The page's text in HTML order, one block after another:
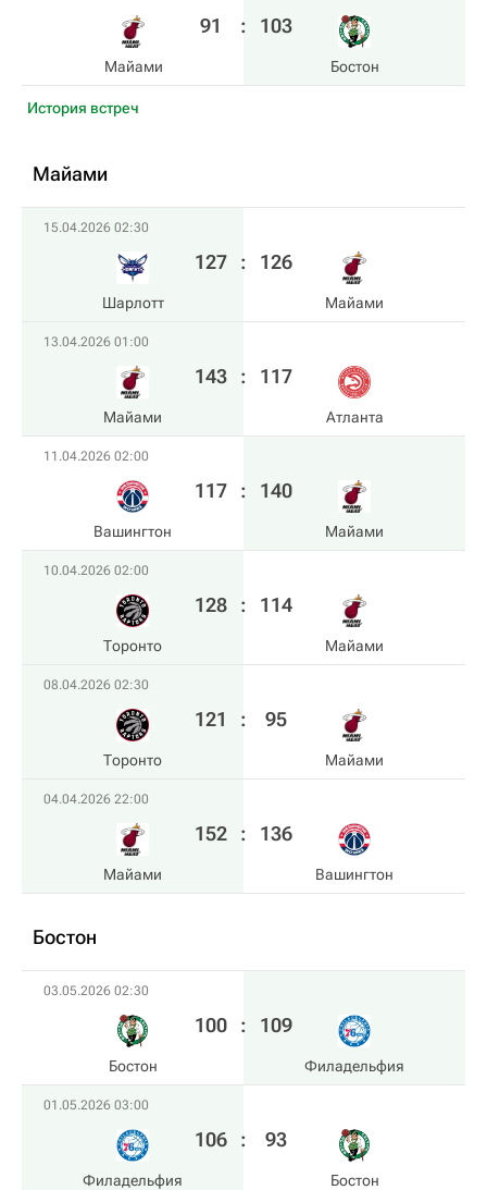
Майами
91 : 103
Бостон
История встреч
Майами
15.04.2026 02:30
Шарлотт
127 : 126
Майами
13.04.2026 01:00
Майами
143 : 117
Атланта
11.04.2026 02:00
Вашингтон
117 : 140
Майами
10.04.2026 02:00
Торонто
128 : 114
Майами
08.04.2026 02:30
Торонто
121 : 95
Майами
04.04.2026 22:00
Майами
152 : 136
Вашингтон
Бостон
03.05.2026 02:30
Бостон
100 : 109
Филадельфия
01.05.2026 03:00
Филадельфия
106 : 93
Бостон